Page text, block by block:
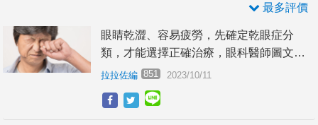
最多評價
眼睛乾澀、容易疲勞，先確定乾眼症分
類，才能選擇正確治療，眼科醫師圖文解
說
拉拉佐編 851 2023/10/11